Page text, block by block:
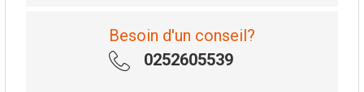
Besoin d'un conseil?
0252605539